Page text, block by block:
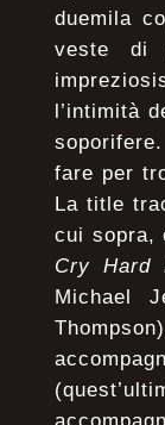
duemila
veste di
l’intimità
fare per
La title
cui sopra,
Cry Hard
Michael